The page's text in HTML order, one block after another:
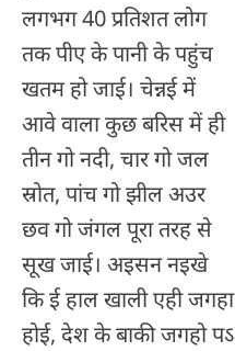
लगभग 40 प्रतिशत लोग
तक पीए के पानी के पहुंच
खतम हो जाई। चेन्नई में
आवे वाला कुछ बरिस में ही
तीन गो नदी, चार गो जल
स्रोत, पांच गो झील अउर
छव गो जंगल पूरा तरह से
सूख जाई। अइसन नइखे
कि ई हाल खाली एही जगहा
होई, देश के बाकी जगहो पऽ